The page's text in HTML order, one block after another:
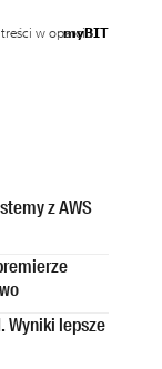
myBIT
w oparciu
z AWS
Wyniki lepsze